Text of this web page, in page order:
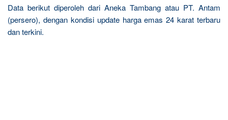
Data berikut diperoleh dari Aneka Tambang atau PT. Antam
(persero), dengan kondisi update harga emas 24 karat terbaru
dan terkini.